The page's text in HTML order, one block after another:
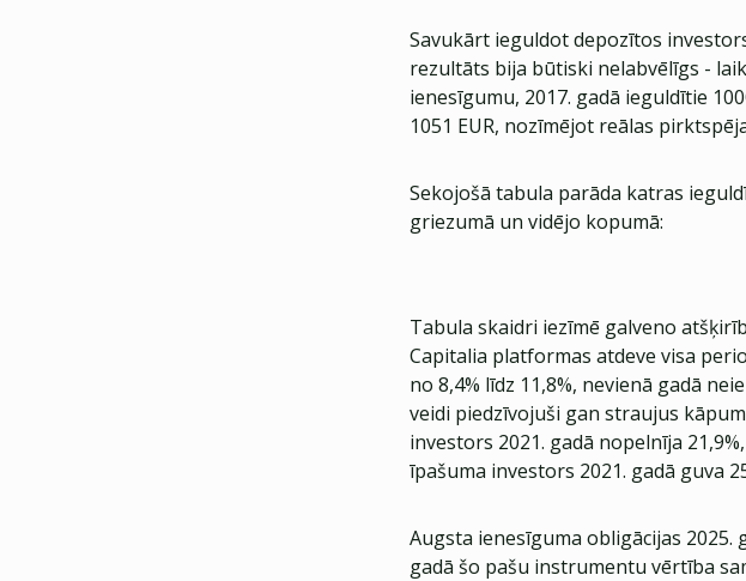
​Savukārt ieguldot depozītos
rezultāts bija būtiski nelabvēlīgs -
ienesīgumu, 2017. gadā ieguldītie
1051 EUR, nozīmējot reālas
Sekojošā tabula parāda katras
griezumā un vidējo kopumā:
Tabula skaidri iezīmē galveno
Capitalia platformas atdeve visa
no 8,4% līdz 11,8%, nevienā gadā
veidi piedzīvojuši gan straujus
investors 2021. gadā nopelnīja
īpašuma investors 2021. gadā guva
​Augsta ienesīguma obligācijas 2025.
gadā šo pašu instrumentu vērtība